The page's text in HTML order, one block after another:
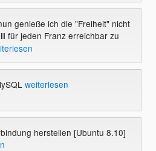
genieße ich die "Freiheit" nicht
für jeden Franz erreichbar zu
weiterlesen
herstellen [Ubuntu 8.10]